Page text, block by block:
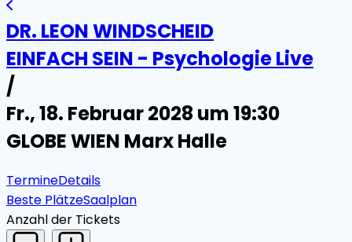
DR. LEON WINDSCHEID
EINFACH SEIN - Psychologie Live
/
Fr., 18. Februar 2028 um 19:30
GLOBE WIEN Marx Halle
TermineDetails
Beste PlätzeSaalplan
Anzahl der Tickets